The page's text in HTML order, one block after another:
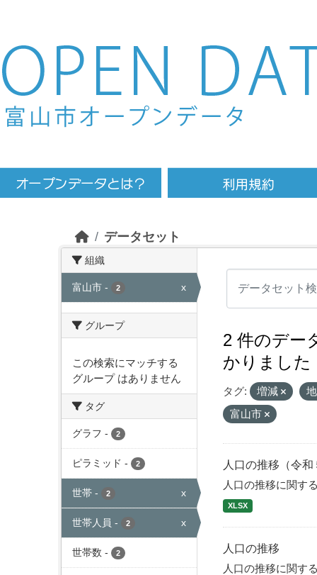
Skip to main content
データセット
組織
富山市 - 2 x
グループ
この検索にマッチする
グループ はありません
タグ
グラフ - 2
ピラミッド - 2
世帯 - 2 x
世帯人員 - 2 x
世帯数 - 2
2 件のデー
かりました
タグ: 増減
富山市
人口の推移（令和
人口の推移に関す
XLSX
人口の推移
人口の推移に関す